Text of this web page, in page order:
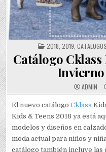
POSTED
IN
2018, 2019,
Catálogo
Invierno
ADMIN
El nuevo catálogoCklass
Kids & Teens 2018 ya está
modelos y diseños en
moda actual para niños y
catálogo también incluye